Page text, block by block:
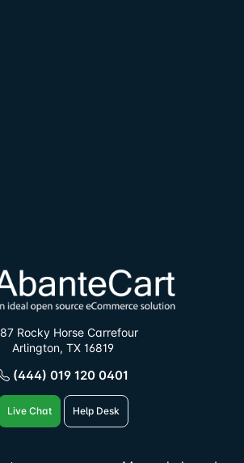
Rocky Horse Carrefour
Arlington, TX 16819
(444) 019 120 0401
Live Chat Help Desk